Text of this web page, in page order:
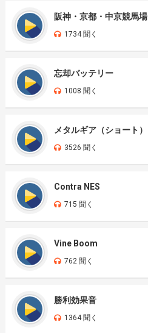
阪神・京都・中京競馬場
1734 聞く
忘却バッテリー
1008 聞く
メタルギア（ショート）
3526 聞く
Contra NES
715 聞く
Vine Boom
762 聞く
勝利効果音
1364 聞く